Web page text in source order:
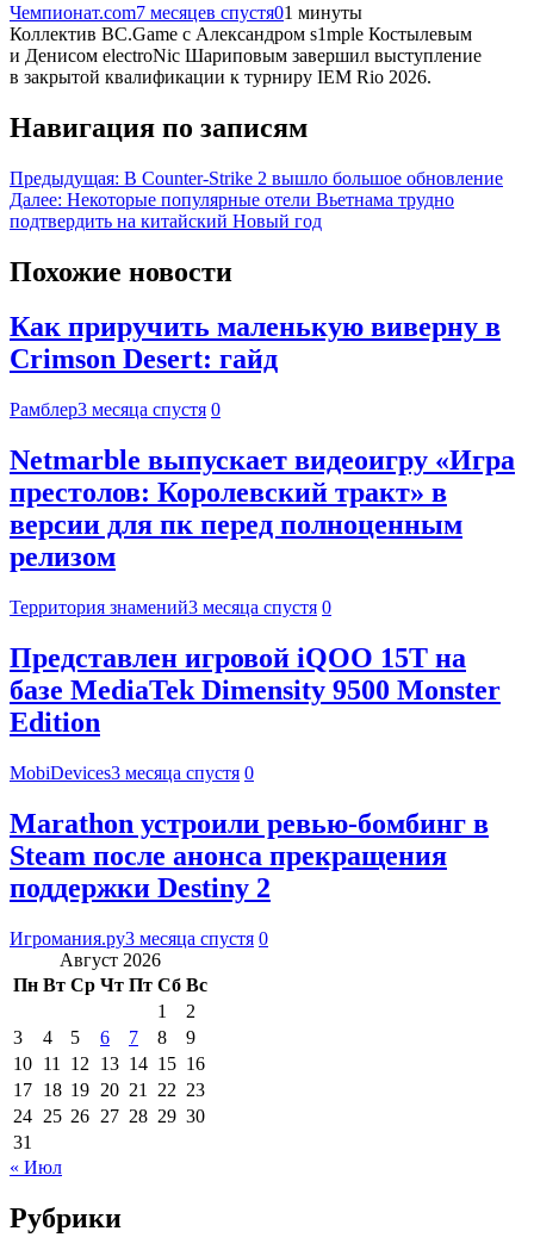
Чемпионат.com7 месяцев спустя01 минуты
Коллектив BC.Game с Александром s1mple Костылевым
и Денисом electroNic Шариповым завершил выступление
в закрытой квалификации к турниру IEM Rio 2026.
Навигация по записям
Предыдущая: В Counter-Strike 2 вышло большое обновление
Далее: Некоторые популярные отели Вьетнама трудно
подтвердить на китайский Новый год
Похожие новости
Как приручить маленькую виверну в
Crimson Desert: гайд
Рамблер3 месяца спустя 0
Netmarble выпускает видеоигру «Игра
престолов: Королевский тракт» в
версии для пк перед полноценным
релизом
Территория знамений3 месяца спустя 0
Представлен игровой iQOO 15T на
базе MediaTek Dimensity 9500 Monster
Edition
MobiDevices3 месяца спустя 0
Marathon устроили ревью-бомбинг в
Steam после анонса прекращения
поддержки Destiny 2
Игромания.ру3 месяца спустя 0
Август 2026
Пн Вт Ср Чт Пт Сб Вс
1
2
3
4 5 6 7 8
9
10 11 12 13 14 15 16
17 18 19 20 21 22 23
24 25 26 27 28 29 30
31
« Июл
Рубрики